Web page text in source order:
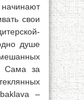
свои
душе
Сама за
–